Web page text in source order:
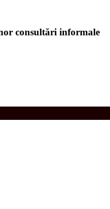
consultări informale